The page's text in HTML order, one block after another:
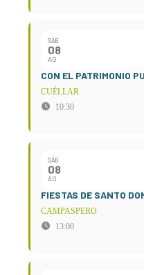
SÁB
08
AG
CON EL PATRIMONIO
CUÉLLAR
10:30
SÁB
08
AG
FIESTAS DE SANTO
CAMPASPERO
13:00